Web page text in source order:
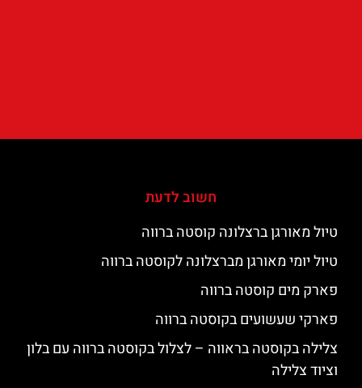
חשוב לדעת
טיול מאורגן ברצלונה קוסטה ברווה
טיול יומי מאורגן מברצלונה לקוסטה ברווה
פארק מים קוסטה ברווה
פארקי שעשועים בקוסטה ברווה
צלילה בקוסטה בראווה – לצלול בקוסטה ברווה עם בלון
וציוד צלילה